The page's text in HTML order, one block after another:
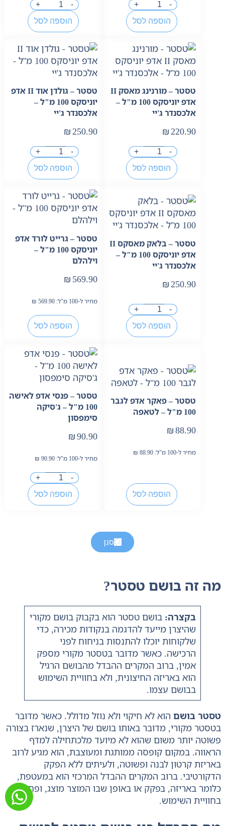
-
+
הוספה לסל
-
+
הוספה לסל
טסטר – מורנינג מאסק II
אדפ יוניסקס 100 מ"ל –
אלכסנדר ג'יי
₪220.90
-
+
הוספה לסל
טסטר – גולדן אוד II אדפ
יוניסקס 100 מ"ל –
אלכסנדר ג'יי
₪250.90
-
+
הוספה לסל
טסטר – בלאק מאסקס II
אדפ יוניסקס 100 מ"ל –
אלכסנדר ג'יי
₪ 250.90
-
+
הוספה לסל
טסטר – גרייט לורד אדפ
יוניסקס 100 מ"ל –
וילהלם
₪ 569.90
מחיר ל-100 מ"ל: ₪ 569.90
הוספה לסל
טסטר – פאקר אדפ לגבר
100 מ"ל – לטאפה
₪88.90
מחיר ל-100 מ"ל: ₪ 88.90
הוספה לסל
טסטר – פנסי אדפ לאישה
100 מ"ל – ג'סיקה
סימפסון
₪90.90
מחיר ל-100 מ"ל: ₪ 90.90
-
+
הוספה לסל
סנן
‏מה זה בושם טסטר?‏
בקצרה: ‏בושם טסטר הוא בקבוק בושם מקורי
שהיצרן מייעד להדגמה בנקודות מכירה, כדי
שלקוחות יוכלו להתנסות בניחוח לפני
הרכישה. כאשר מדובר בטסטר מקורי מספק
אמין, ברוב המקרים ההבדל מהבושם הרגיל
הוא באריזה החיצונית, ולא בחוויית השימוש
בבושם עצמו.‏
‏טסטר בושם‏ ‏ הוא לא חיקוי ולא נוזל מדולל. כאשר מדובר
בטסטר מקורי, מדובר באותו בושם של היצרן, שנארז בצורה
פשוטה יותר משום שהוא לא מיועד מלכתחילה למדף
הראווה. במקום קופסה ממותגת ומעוצבת, הוא מגיע לרוב
באריזת קרטון לבנה ופשוטה, ולעיתים ללא הפקק
הדקורטיבי. ברוב המקרים ההבדל המרכזי הוא במעטפת,
כלומר באריזה, בפקק או באופן שבו המוצר מוצג, ופחות
בחוויית השימוש.‏